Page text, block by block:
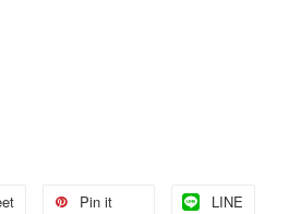
Pin it LINE